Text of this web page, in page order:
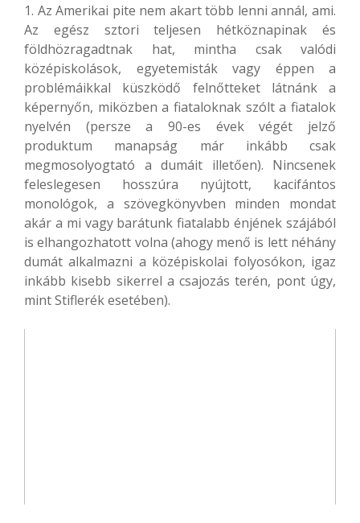
1. Az Amerikai pite nem akart több lenni annál, ami.
Az egész sztori teljesen hétköznapinak és
földhözragadtnak hat, mintha csak valódi
középiskolások, egyetemisták vagy éppen a
problémáikkal küszködő felnőtteket látnánk a
képernyőn, miközben a fiataloknak szólt a fiatalok
nyelvén (persze a 90-es évek végét jelző
produktum manapság már inkább csak
megmosolyogtató a dumáit illetően). Nincsenek
feleslegesen hosszúra nyújtott, kacifántos
monológok, a szövegkönyvben minden mondat
akár a mi vagy barátunk fiatalabb énjének szájából
is elhangozhatott volna (ahogy menő is lett néhány
dumát alkalmazni a középiskolai folyosókon, igaz
inkább kisebb sikerrel a csajozás terén, pont úgy,
mint Stiflerék esetében).